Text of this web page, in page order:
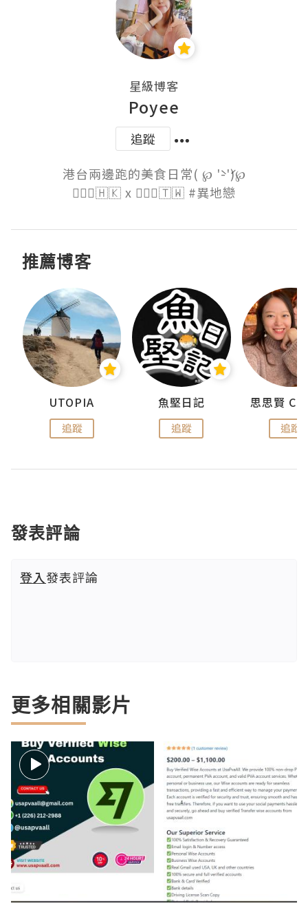
星級博客
Poyee
追蹤
港台兩邊跑的美食日常( ℘ '̀-'́)℘
🙋🏻‍♀️🇭🇰 x 🙋🏽‍♂️🇹🇼 #異地戀
推薦博客
UTOPIA
追蹤
魚堅日記
追蹤 追蹤
發表評論
登入發表評論
更多相關影片